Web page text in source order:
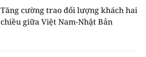
Tăng cường trao đổi lượng khách hai
chiều giữa Việt Nam-Nhật Bản